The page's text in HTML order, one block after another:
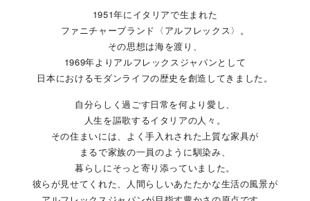
1951年にイタリアで生まれた
ファニチャーブランド〈アルフレックス〉。
その思想は海を渡り、
1969年よりアルフレックスジャパンとして
日本におけるモダンライフの歴史を創造してきました。
自分らしく過ごす日常を何より愛し、
人生を謳歌するイタリアの人々。
その住まいには、よく手入れされた上質な家具が
まるで家族の一員のように馴染み、
暮らしにそっと寄り添っていました。
彼らが見せてくれた、人間らしいあたたかな生活の風景が